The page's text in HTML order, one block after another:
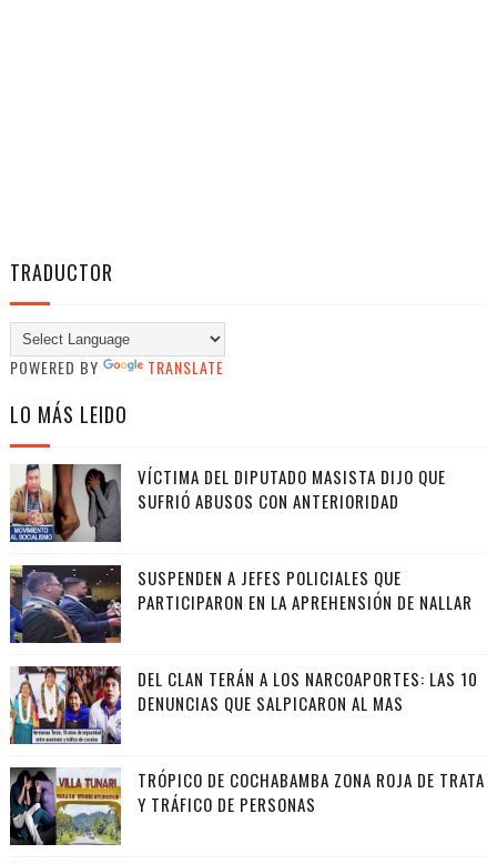
TRADUCTOR
POWERED BY TRANSLATE
LO MÁS LEIDO
VÍCTIMA DEL DIPUTADO MASISTA DIJO QUE
SUFRIÓ ABUSOS CON ANTERIORIDAD
SUSPENDEN A JEFES POLICIALES QUE
PARTICIPARON EN LA APREHENSIÓN DE NALLAR
DEL CLAN TERÁN A LOS NARCOAPORTES: LAS 10
DENUNCIAS QUE SALPICARON AL MAS
TRÓPICO DE COCHABAMBA ZONA ROJA DE TRATA
Y TRÁFICO DE PERSONAS